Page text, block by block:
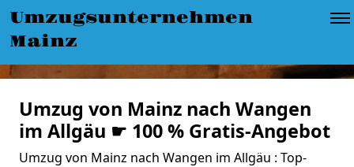
Umzugsunternehmen
Mainz
Umzug von Mainz nach Wangen
im Allgäu ☛ 100 % Gratis-Angebot
Umzug von Mainz nach Wangen im Allgäu : Top-